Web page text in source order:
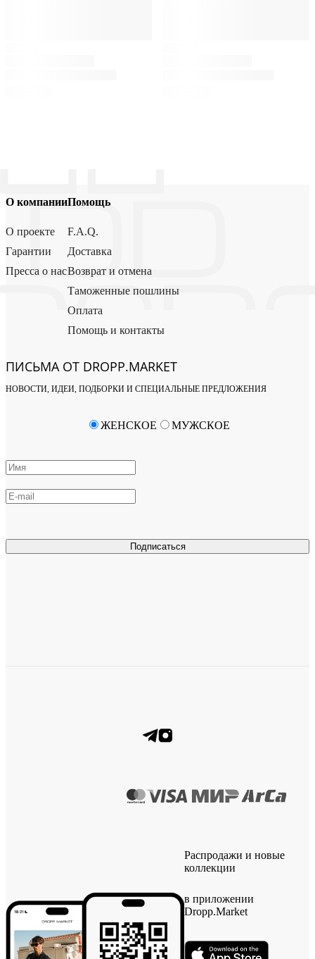
О компании
О проекте
Гарантии
Пресса о нас
Помощь
F.A.Q.
Доставка
Возврат и отмена
Таможенные пошлины
Оплата
Помощь и контакты
ПИСЬМА ОТ DROPP.MARKET
НОВОСТИ, ИДЕИ, ПОДБОРКИ И СПЕЦИАЛЬНЫЕ ПРЕДЛОЖЕНИЯ
Подписаться
ЖЕНСКОЕ МУЖСКОЕ
Распродажи и новые
коллекции
в приложении
Dropp.Market